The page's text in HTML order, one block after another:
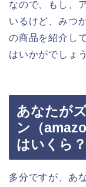
なので、もし、
いるけど、みつ
の商品を紹介し
はいかがでしょ
あなたが
ン（
はいくら？
多分ですが、あ